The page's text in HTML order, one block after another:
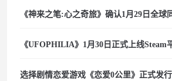
《神来之笔:心之奇旅》确认1月29日全球
《UFOPHILIA》1月30日正式上线Steam
选择剧情恋爱游戏《恋爱0公里》正式发行